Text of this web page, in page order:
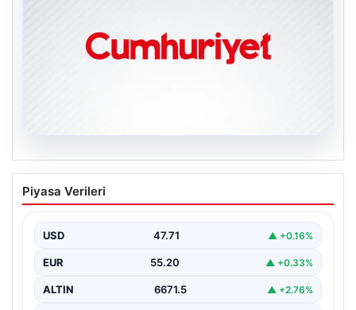
06.08.2026
Galatasaray açıkladı: Sosyal medya
hesaplarına suç duyurusu!
Hukuki Adım Attı", "content": "Galatasaray Spor Kulübü,
Piyasa Verileri
USD 47.71 ▲ +0.16%
EUR 55.20 ▲ +0.33%
ALTIN 6671.5 ▲ +2.76%